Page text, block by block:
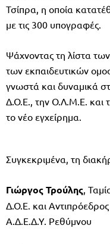
Τσίπρα, η οποία
με τις 300 υπογραφές.
Ψάχνοντας τη λίστα
των εκπαιδευτικών
γνωστά και δυναμικά
Δ.Ο.Ε., την Ο.Λ.Μ.Ε. και
το νέο εγχείρημα.
Συγκεκριμένα, τη
Γιώργος Τρούλης ,
Δ.Ο.Ε. και
Α.Δ.Ε.Δ.Υ. Ρεθύμνου